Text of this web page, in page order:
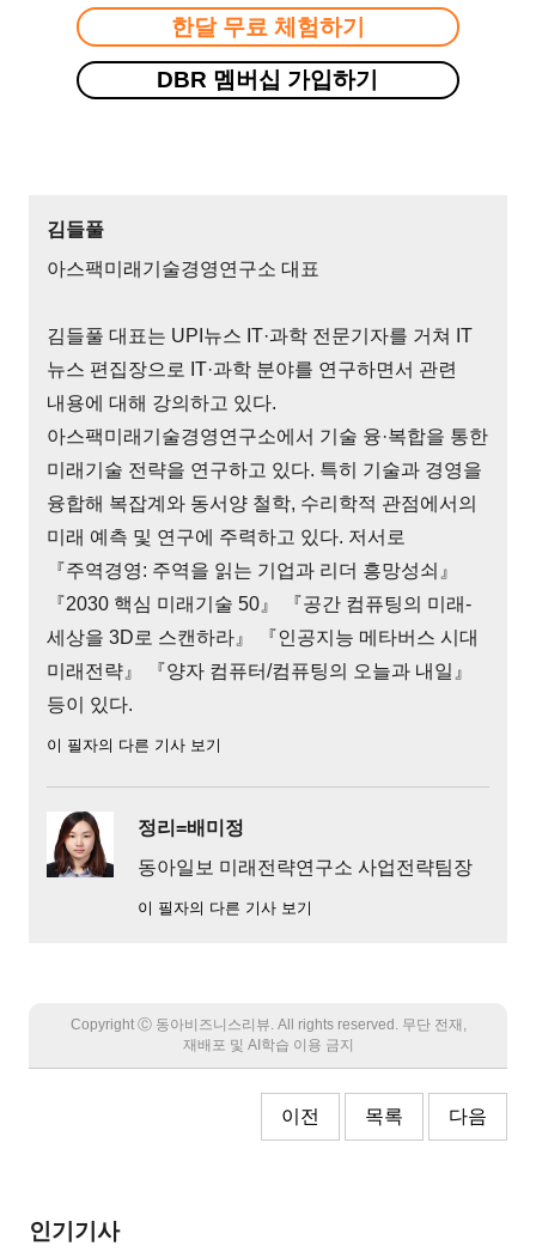
한달 무료 체험하기
DBR 멤버십 가입하기
김들풀
아스팩미래기술경영연구소 대표
김들풀 대표는 UPI뉴스 IT·과학 전문기자를 거쳐 IT
뉴스 편집장으로 IT·과학 분야를 연구하면서 관련
내용에 대해 강의하고 있다.
아스팩미래기술경영연구소에서 기술 융·복합을 통한
미래기술 전략을 연구하고 있다. 특히 기술과 경영을
융합해 복잡계와 동서양 철학, 수리학적 관점에서의
미래 예측 및 연구에 주력하고 있다. 저서로
『주역경영: 주역을 읽는 기업과 리더 흥망성쇠』
『2030 핵심 미래기술 50』 『공간 컴퓨팅의 미래-
세상을 3D로 스캔하라』 『인공지능 메타버스 시대
미래전략』 『양자 컴퓨터/컴퓨팅의 오늘과 내일』
등이 있다.
이 필자의 다른 기사 보기
정리=배미정
동아일보 미래전략연구소 사업전략팀장
이 필자의 다른 기사 보기
Copyright Ⓒ 동아비즈니스리뷰. All rights reserved. 무단 전재,
재배포 및 AI학습 이용 금지
이전 목록 다음
인기기사